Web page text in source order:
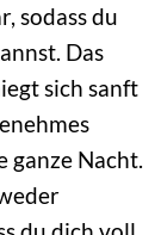
sodass du
Das
sich sanft
ganze Nacht.